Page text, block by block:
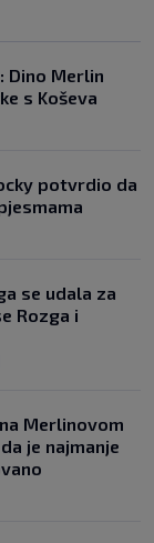
Dino Merlin
s Koševa
potvrdio da
se udala za
Rozga i
Merlinovom
je najmanje